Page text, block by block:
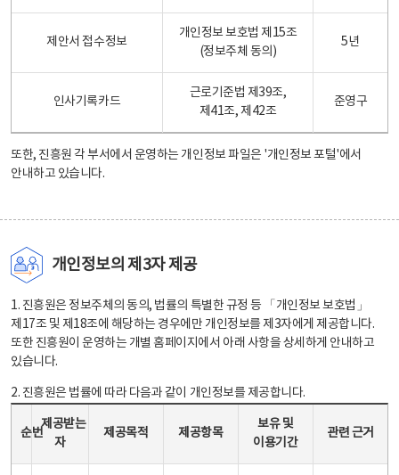
제안서 접수정보
개인정보 보호법 제15조
(정보주체 동의)
5년
인사기록카드
근로기준법 제39조,
제41조, 제42조
준영구
또한, 진흥원 각 부서에서 운영하는 개인정보 파일은 '개인정보 포털'에서
안내하고 있습니다.
개인정보의 제3자 제공
1. 진흥원은 정보주체의 동의, 법률의 특별한 규정 등 「개인정보 보호법」
제17조 및 제18조에 해당하는 경우에만 개인정보를 제3자에게 제공합니다.
또한 진흥원이 운영하는 개별 홈페이지에서 아래 사항을 상세하게 안내하고
있습니다.
2. 진흥원은 법률에 따라 다음과 같이 개인정보를 제공합니다.
순번
제공받는
자
제공목적 제공항목
보유 및
이용기간
관련 근거